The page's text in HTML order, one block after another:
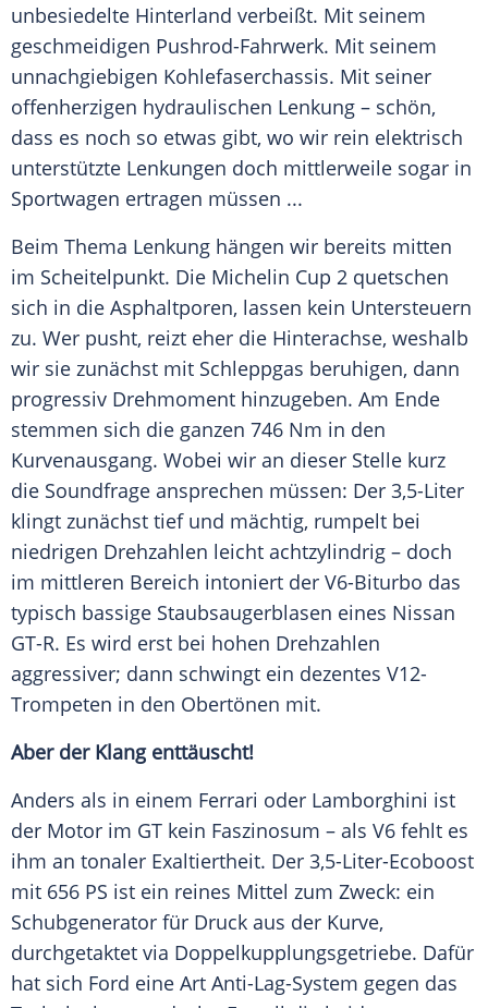
unbesiedelte Hinterland verbeißt. Mit seinem
geschmeidigen Pushrod-Fahrwerk. Mit seinem
unnachgiebigen Kohlefaserchassis. Mit seiner
offenherzigen hydraulischen Lenkung – schön,
dass es noch so etwas gibt, wo wir rein elektrisch
unterstützte Lenkungen doch mittlerweile sogar in
Sportwagen ertragen müssen ...
Beim Thema Lenkung hängen wir bereits mitten
im Scheitelpunkt. Die Michelin Cup 2 quetschen
sich in die Asphaltporen, lassen kein Untersteuern
zu. Wer pusht, reizt eher die Hinterachse, weshalb
wir sie zunächst mit Schleppgas beruhigen, dann
progressiv Drehmoment hinzugeben. Am Ende
stemmen sich die ganzen 746 Nm in den
Kurvenausgang. Wobei wir an dieser Stelle kurz
die Soundfrage ansprechen müssen: Der 3,5-Liter
klingt zunächst tief und mächtig, rumpelt bei
niedrigen Drehzahlen leicht achtzylindrig – doch
im mittleren Bereich intoniert der V6-Biturbo das
typisch bassige Staubsaugerblasen eines Nissan
GT-R. Es wird erst bei hohen Drehzahlen
aggressiver; dann schwingt ein dezentes V12-
Trompeten in den Obertönen mit.
Aber der Klang enttäuscht!
Anders als in einem Ferrari oder Lamborghini ist
der Motor im GT kein Faszinosum – als V6 fehlt es
ihm an tonaler Exaltiertheit. Der 3,5-Liter-Ecoboost
mit 656 PS ist ein reines Mittel zum Zweck: ein
Schubgenerator für Druck aus der Kurve,
durchgetaktet via Doppelkupplungsgetriebe. Dafür
hat sich Ford eine Art Anti-Lag-System gegen das